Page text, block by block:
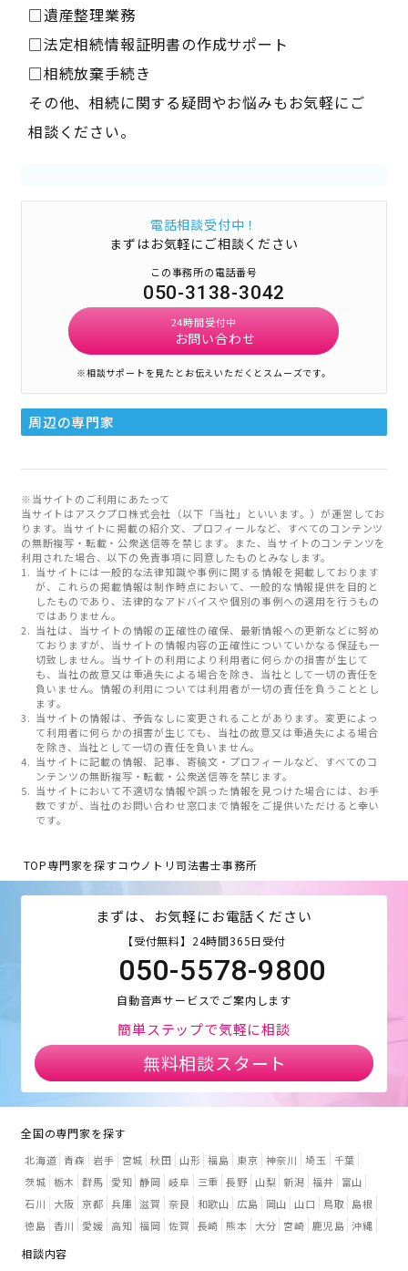
□遺産整理業務
□法定相続情報証明書の作成サポート
□相続放棄手続き
その他、相続に関する疑問やお悩みもお気軽にご
相談ください。
電話相談受付中！
まずはお気軽にご相談ください
この事務所の電話番号
050-3138-3042
24時間受付中
お問い合わせ
※相談サポートを見たとお伝えいただくとスムーズです。
周辺の専門家
※当サイトのご利用にあたって
当サイトはアスクプロ株式会社（以下「当社」といいます。）が運営してお
ります。当サイトに掲載の紹介文、プロフィールなど、すべてのコンテンツ
の無断複写・転載・公衆送信等を禁じます。また、当サイトのコンテンツを
利用された場合、以下の免責事項に同意したものとみなします。
当サイトには一般的な法律知識や事例に関する情報を掲載しております
が、これらの掲載情報は制作時点において、一般的な情報提供を目的と
したものであり、法律的なアドバイスや個別の事例への適用を行うもの
ではありません。
当社は、当サイトの情報の正確性の確保、最新情報への更新などに努め
ておりますが、当サイトの情報内容の正確性についていかなる保証も一
切致しません。当サイトの利用により利用者に何らかの損害が生じて
も、当社の故意又は重過失による場合を除き、当社として一切の責任を
負いません。情報の利用については利用者が一切の責任を負うこととし
ます。
当サイトの情報は、予告なしに変更されることがあります。変更によっ
て利用者に何らかの損害が生じても、当社の故意又は重過失による場合
を除き、当社として一切の責任を負いません。
当サイトに記載の情報、記事、寄稿文・プロフィールなど、すべてのコ
ンテンツの無断複写・転載・公衆送信等を禁じます。
当サイトにおいて不適切な情報や誤った情報を見つけた場合には、お手
数ですが、当社のお問い合わせ窓口まで情報をご提供いただけると幸い
です。
TOP専門家を探すコウノトリ司法書士事務所
まずは、お気軽にお電話ください
【受付無料】24時間365日受付
050-5578-9800
自動音声サービスでご案内します
簡単ステップで気軽に相談
無料相談スタート
全国の専門家を探す
北海道 青森 岩手 宮城 秋田 山形 福島 東京 神奈川 埼玉 千葉
茨城 栃木 群馬 愛知 静岡 岐阜 三重 長野 山梨 新潟 福井
富山
石川
大阪 京都 兵庫 滋賀 奈良 和歌山 広島 岡山 山口 鳥取
島根
徳島 香川 愛媛 高知 福岡 佐賀 長崎 熊本 大分 宮崎 鹿児島 沖縄
相談内容